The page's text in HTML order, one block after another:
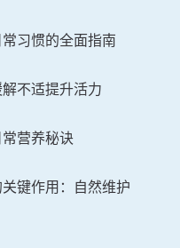
习惯的全面指南
不适提升活力
营养秘诀
键作用：自然维护